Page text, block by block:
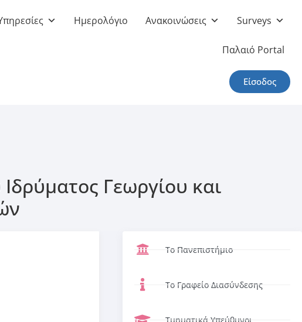
Ημερολόγιο Ανακοινώσεις Surveys
Παλαιό Portal
Είσοδος
Γεωργίου και
Το Πανεπιστήμιο
Το Γραφείο Διασύνδεσης
Τμηματικά Υπεύθυνοι